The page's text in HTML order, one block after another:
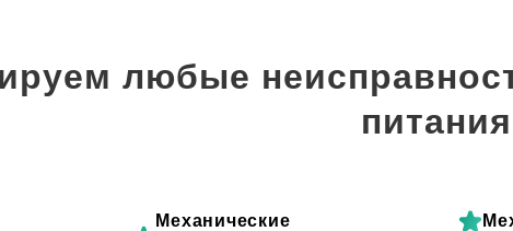
любые
питания
Механические